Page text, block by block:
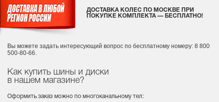
Как купить шины и диски
в нашем магазине?
Оформить заказ можно по многоканальному тел:
ДОСТАВКА КОЛЕС ПО МОСКВЕ ПРИ
ПОКУПКЕ КОМПЛЕКТА — БЕСПЛАТНО!
Вы можете задать интересующий вопрос по бесплатному номеру: 8 800
500-80-66.